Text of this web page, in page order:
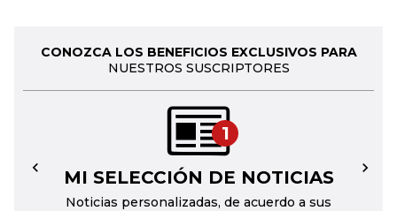
CONOZCA LOS BENEFICIOS EXCLUSIVOS PARA
NUESTROS SUSCRIPTORES
1
MI SELECCIÓN DE NOTICIAS
Noticias personalizadas, de acuerdo a sus
← →